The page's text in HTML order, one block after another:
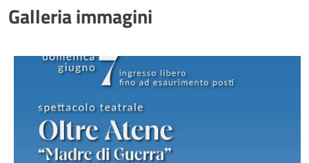
Galleria immagini